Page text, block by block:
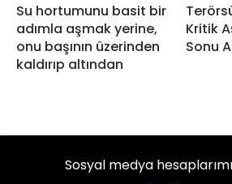
Su hortumunu basit bir
adımla aşmak yerine,
onu başının üzerinden
kaldırıp altından
Kritik
Sonu
Sosyal medya